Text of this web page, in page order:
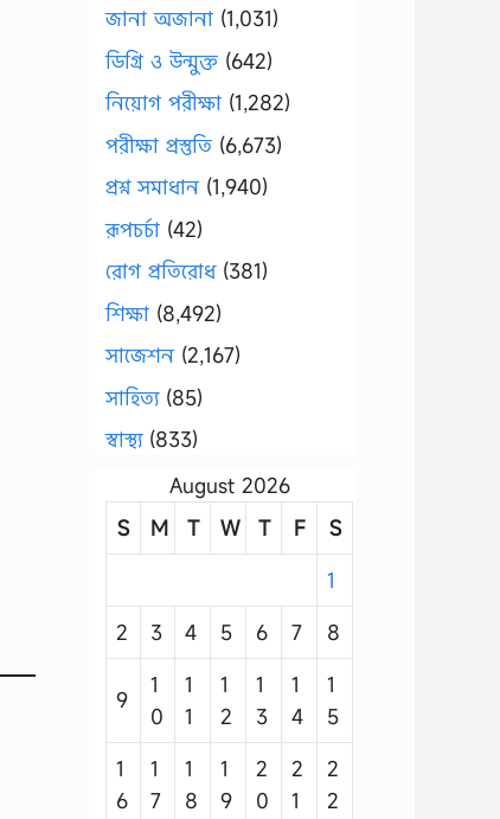
জানা অজানা (1,031)
ডিগ্রি ও উন্মুক্ত (642)
নিয়োগ পরীক্ষা (1,282)
পরীক্ষা প্রস্তুতি (6,673)
প্রশ্ন সমাধান (1,940)
রূপচর্চা (42)
রোগ প্রতিরোধ(381)
শিক্ষা (8,492)
সাজেশন (2,167)
সাহিত্য(85)
স্বাস্থ্য(833)
August 2026
S
M T W T F
S
1
2
3 4 5 6 7 8
9
1
0
1
1
1
2
1
3
1
4
1
5
1
6
1
7
1
8
1
9
2
0
2
1
2
2